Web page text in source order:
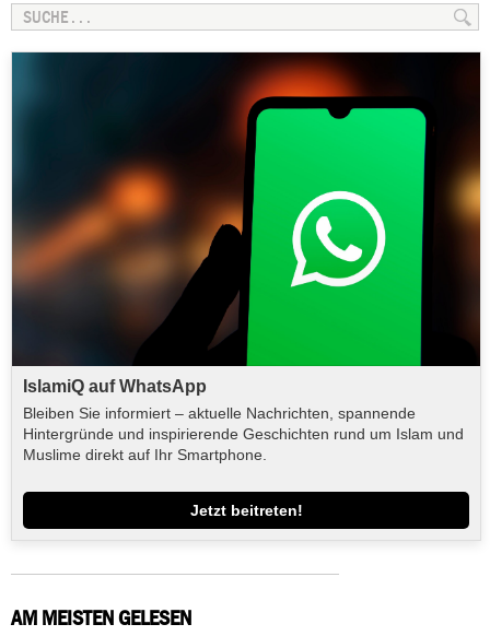
IslamiQ auf WhatsApp
Bleiben Sie informiert – aktuelle Nachrichten, spannende
Hintergründe und inspirierende Geschichten rund um Islam und
Muslime direkt auf Ihr Smartphone.
Jetzt beitreten!
AM MEISTEN GELESEN